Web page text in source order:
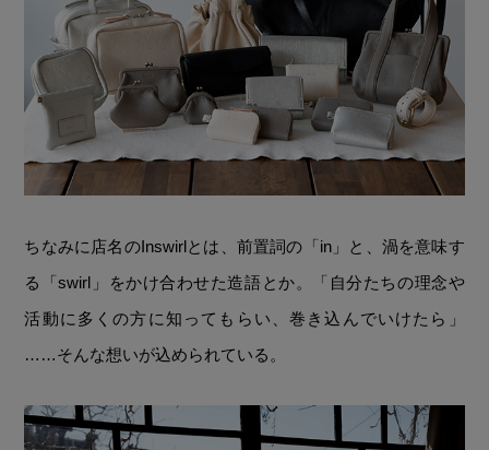
ちなみに店名のInswirlとは、前置詞の「in」と、渦を意味す
る「swirl」をかけ合わせた造語とか。「自分たちの理念や
活動に多くの方に知ってもらい、巻き込んでいけたら」
……そんな想いが込められている。